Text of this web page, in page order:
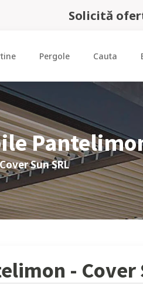
Solicită
Pergole Cauta
Cover Sun SRL
- Cover